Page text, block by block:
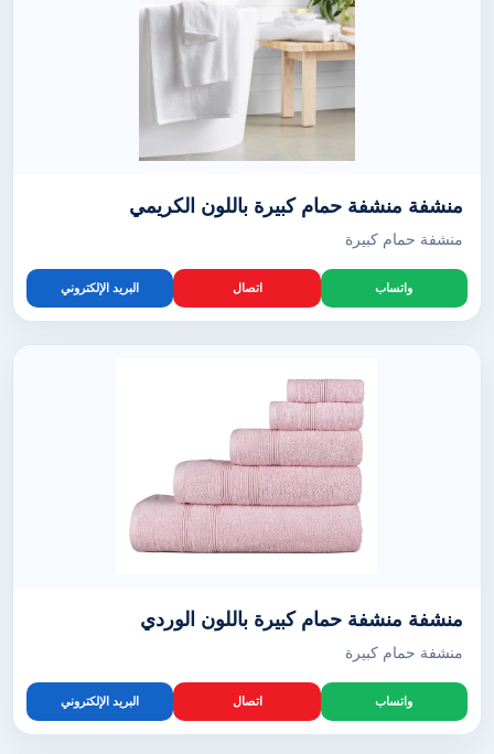
منشفة منشفة حمام كبيرة باللون الكريمي
منشفة حمام كبيرة
واتساب اتصال البريد الإلكتروني
منشفة منشفة حمام كبيرة باللون الوردي
منشفة حمام كبيرة
واتساب اتصال البريد الإلكتروني